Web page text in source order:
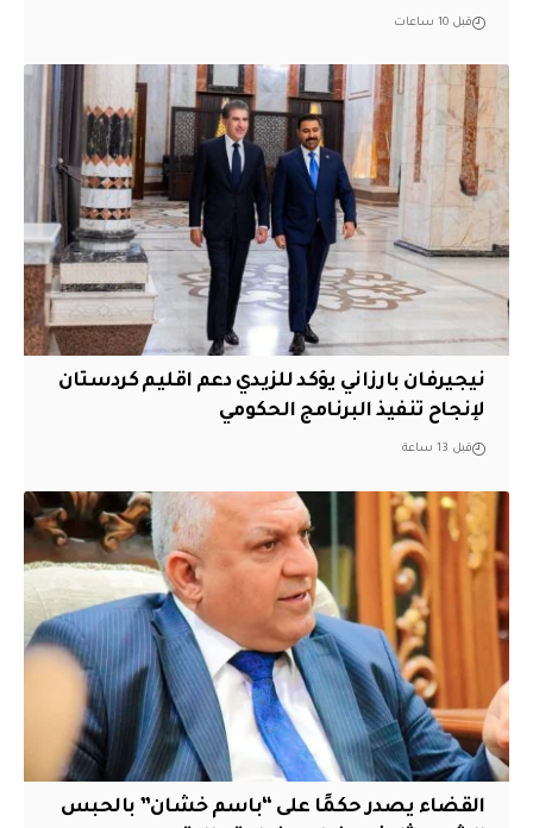
قبل 10 ساعات
نيجيرفان بارزاني يؤكد للزيدي دعم اقليم ‏كردستان
لإنجاح تنفيذ البرنامج الحكومي
قبل 13 ساعة
القضاء يصدر حكمًا على “باسم خشان” بالحبس